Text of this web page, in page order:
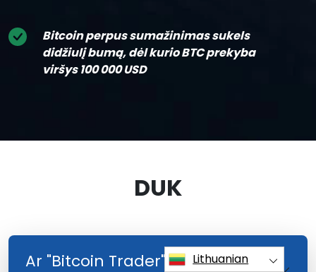
Bitcoin perpus sumažinimas sukels
didžiulį bumą, dėl kurio BTC prekyba
viršys 100 000 USD
DUK
Ar "Bitcoin Trader" programėlė
Lithuanian